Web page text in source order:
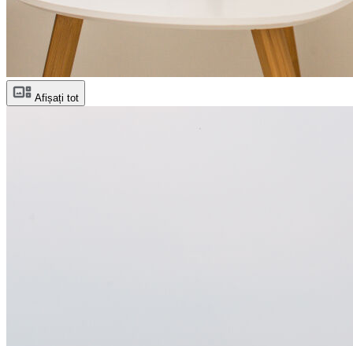
Afișați tot